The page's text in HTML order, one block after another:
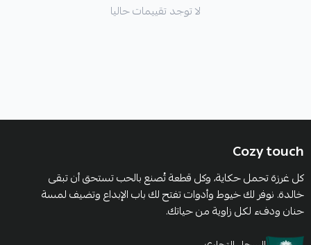
لا توجد تقييمات حاليا
Cozy touch
كل غرزة تحمل حكاية، وكل قطعة تُصنع بالحب تستحق أن تبقى
خالدة. نوفر لك خيوط وأدوات تفتح لك باب الإبداع وتضيف لمسة
حنان ودفء لكل زاوية من حياتك.